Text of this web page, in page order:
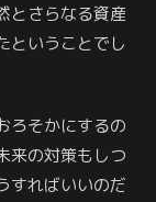
とさらなる資産
ということでし
ろそかにするの
来の対策もしつ
すればいいのだ